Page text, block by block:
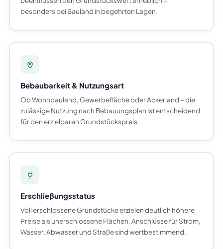
besonders bei Bauland in begehrten Lagen.
Bebaubarkeit & Nutzungsart
Ob Wohnbauland, Gewerbefläche oder Ackerland – die
zulässige Nutzung nach Bebauungsplan ist entscheidend
für den erzielbaren Grundstückspreis.
Erschließungsstatus
Voll erschlossene Grundstücke erzielen deutlich höhere
Preise als unerschlossene Flächen. Anschlüsse für Strom,
Wasser, Abwasser und Straße sind wertbestimmend.